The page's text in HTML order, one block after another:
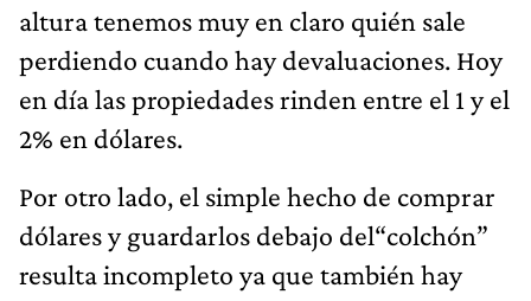
altura tenemos muy en claro quién sale
perdiendo cuando hay devaluaciones. Hoy
en día las propiedades rinden entre el 1 y el
2% en dólares.
Por otro lado, el simple hecho de comprar
dólares y guardarlos debajo del“colchón”
resulta incompleto ya que también hay